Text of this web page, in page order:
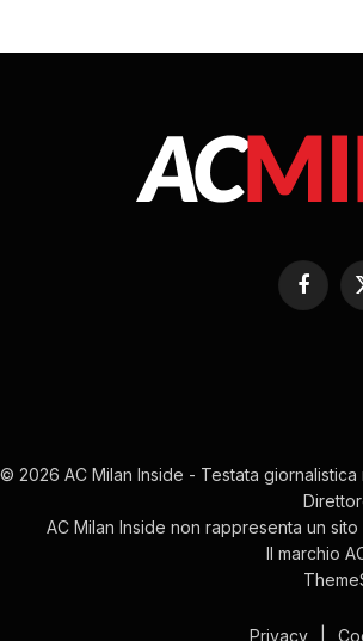
© 2026 AC Milan Inside - Testata
AC Milan Inside non rappresenta un
Il marchio
Privacy